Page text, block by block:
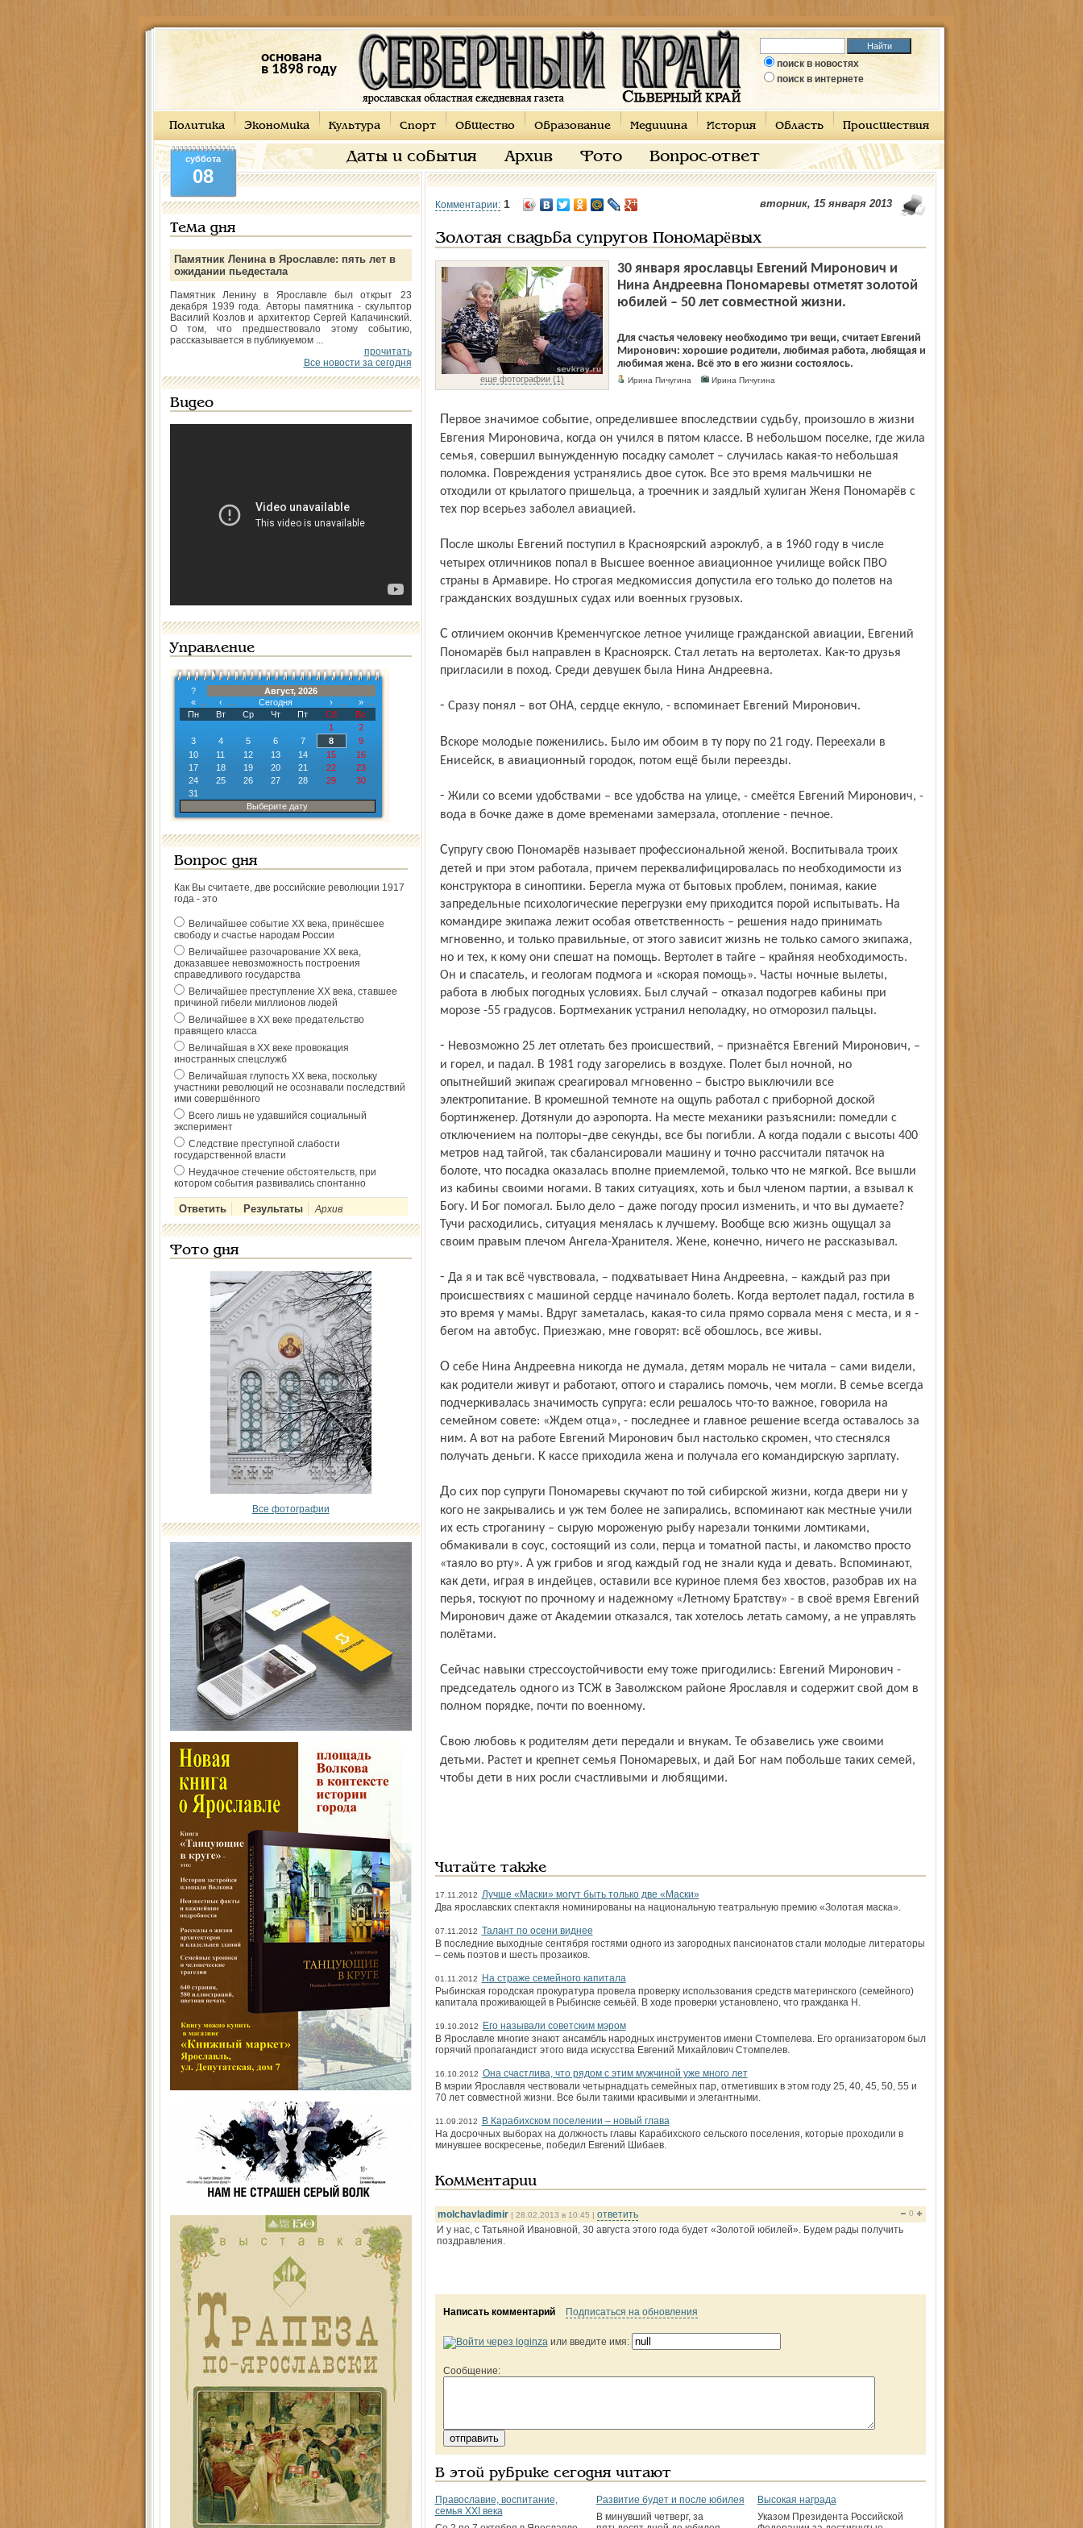
основана
в 1898 году
поиск в новостях
поиск в интернете
Политика Экономика Культура Спорт Общество Образование Медицина История Область Происшествия
Даты и события Архив Фото Вопрос-ответ
суббота
08
Тема дня
Памятник Ленина в Ярославле: пять лет в
ожидании пьедестала
Памятник Ленину в Ярославле был открыт 23
декабря 1939 года. Авторы памятника - скульптор
Василий Козлов и архитектор Сергей Капачинский.
О том, что предшествовало этому событию,
рассказывается в публикуемом ...
прочитать
Все новости за сегодня
Видео
Управление
?
Август, 2026
«
‹ Сегодня ›
»
Пн
Вт Ср Чт Пт Сб
Вс
1
2
3
4 5 6 7 8
9
10
11 12 13 14 15
16
17
18 19 20 21 22
23
24
25 26 27 28 29
30
31
Выберите дату
Вопрос дня
Как Вы считаете, две российские революции 1917
года - это
Величайшее событие ХХ века, принёсшее
свободу и счастье народам России
Величайшее разочарование ХХ века,
доказавшее невозможность построения
справедливого государства
Величайшее преступление ХХ века, ставшее
причиной гибели миллионов людей
Величайшее в ХХ веке предательство
правящего класса
Величайшая в ХХ веке провокация
иностранных спецслужб
Величайшая глупость ХХ века, поскольку
участники революций не осознавали последствий
ими совершённого
Всего лишь не удавшийся социальный
эксперимент
Следствие преступной слабости
государственной власти
Неудачное стечение обстоятельств, при
котором события развивались спонтанно
Архив
Фото дня
Все фотографии
Комментарии: 1 вторник, 15 января 2013
Золотая свадьба супругов Пономарёвых
еще фотографии (1)
30 января ярославцы Евгений Миронович и
Нина Андреевна Пономаревы отметят золотой
юбилей – 50 лет совместной жизни.
Для счастья человеку необходимо три вещи, считает Евгений
Миронович: хорошие родители, любимая работа, любящая и
любимая жена. Всё это в его жизни состоялось.
Ирина Пичугина Ирина Пичугина
Первое значимое событие, определившее впоследствии судьбу, произошло в жизни
Евгения Мироновича, когда он учился в пятом классе. В небольшом поселке, где жила
семья, совершил вынужденную посадку самолет – случилась какая-то небольшая
поломка. Повреждения устранялись двое суток. Все это время мальчишки не
отходили от крылатого пришельца, а троечник и заядлый хулиган Женя Пономарёв с
тех пор всерьез заболел авиацией.
После школы Евгений поступил в Красноярский аэроклуб, а в 1960 году в числе
четырех отличников попал в Высшее военное авиационное училище войск ПВО
страны в Армавире. Но строгая медкомиссия допустила его только до полетов на
гражданских воздушных судах или военных грузовых.
С отличием окончив Кременчугское летное училище гражданской авиации, Евгений
Пономарёв был направлен в Красноярск. Стал летать на вертолетах. Как-то друзья
пригласили в поход. Среди девушек была Нина Андреевна.
- Сразу понял – вот ОНА, сердце екнуло, - вспоминает Евгений Миронович.
Вскоре молодые поженились. Было им обоим в ту пору по 21 году. Переехали в
Енисейск, в авиационный городок, потом ещё были переезды.
- Жили со всеми удобствами – все удобства на улице, - смеётся Евгений Миронович, -
вода в бочке даже в доме временами замерзала, отопление - печное.
Супругу свою Пономарёв называет профессиональной женой. Воспитывала троих
детей и при этом работала, причем переквалифицировалась по необходимости из
конструктора в синоптики. Берегла мужа от бытовых проблем, понимая, какие
запредельные психологические перегрузки ему приходится порой испытывать. На
командире экипажа лежит особая ответственность – решения надо принимать
мгновенно, и только правильные, от этого зависит жизнь не только самого экипажа,
но и тех, к кому они спешат на помощь. Вертолет в тайге – крайняя необходимость.
Он и спасатель, и геологам подмога и «скорая помощь». Часты ночные вылеты,
работа в любых погодных условиях. Был случай – отказал подогрев кабины при
морозе -55 градусов. Бортмеханик устранил неполадку, но отморозил пальцы.
- Невозможно 25 лет отлетать без происшествий, – признаётся Евгений Миронович, –
и горел, и падал. В 1981 году загорелись в воздухе. Полет был ночной, но
опытнейший экипаж среагировал мгновенно – быстро выключили все
электропитание. В кромешной темноте на ощупь работал с приборной доской
бортинженер. Дотянули до аэропорта. На месте механики разъяснили: помедли с
отключением на полторы–две секунды, все бы погибли. А когда подали с высоты 400
метров над тайгой, так сбалансировали машину и точно рассчитали пятачок на
болоте, что посадка оказалась вполне приемлемой, только что не мягкой. Все вышли
из кабины своими ногами. В таких ситуациях, хоть и был членом партии, а взывал к
Богу. И Бог помогал. Было дело – даже погоду просил изменить, и что вы думаете?
Тучи расходились, ситуация менялась к лучшему. Вообще всю жизнь ощущал за
своим правым плечом Ангела-Хранителя. Жене, конечно, ничего не рассказывал.
- Да я и так всё чувствовала, – подхватывает Нина Андреевна, – каждый раз при
происшествиях с машиной сердце начинало болеть. Когда вертолет падал, гостила в
это время у мамы. Вдруг заметалась, какая-то сила прямо сорвала меня с места, и я -
бегом на автобус. Приезжаю, мне говорят: всё обошлось, все живы.
О себе Нина Андреевна никогда не думала, детям мораль не читала – сами видели,
как родители живут и работают, оттого и старались помочь, чем могли. В семье всегда
подчеркивалась значимость супруга: если решалось что-то важное, говорила на
семейном совете: «Ждем отца», - последнее и главное решение всегда оставалось за
ним. А вот на работе Евгений Миронович был настолько скромен, что стеснялся
получать деньги. К кассе приходила жена и получала его командирскую зарплату.
До сих пор супруги Пономаревы скучают по той сибирской жизни, когда двери ни у
кого не закрывались и уж тем более не запирались, вспоминают как местные учили
их есть строганину – сырую мороженую рыбу нарезали тонкими ломтиками,
обмакивали в соус, состоящий из соли, перца и томатной пасты, и лакомство просто
«таяло во рту». А уж грибов и ягод каждый год не знали куда и девать. Вспоминают,
как дети, играя в индейцев, оставили все куриное племя без хвостов, разобрав их на
перья, тоскуют по прочному и надежному «Летному Братству» - в своё время Евгений
Миронович даже от Академии отказался, так хотелось летать самому, а не управлять
полётами.
Сейчас навыки стрессоустойчивости ему тоже пригодились: Евгений Миронович -
председатель одного из ТСЖ в Заволжском районе Ярославля и содержит свой дом в
полном порядке, почти по военному.
Свою любовь к родителям дети передали и внукам. Те обзавелись уже своими
детьми. Растет и крепнет семья Пономаревых, и дай Бог нам побольше таких семей,
чтобы дети в них росли счастливыми и любящими.
Читайте также
17.11.2012 Лучше «Маски» могут быть только две «Маски»
Два ярославских спектакля номинированы на национальную театральную премию «Золотая маска».
07.11.2012 Талант по осени виднее
В последние выходные сентября гостями одного из загородных пансионатов стали молодые литераторы
– семь поэтов и шесть прозаиков.
01.11.2012
На страже семейного капитала
Рыбинская городская прокуратура провела проверку использования средств материнского (семейного)
капитала проживающей в Рыбинске семьёй. В ходе проверки установлено, что гражданка Н.
19.10.2012
Его называли советским мэром
В Ярославле многие знают ансамбль народных инструментов имени Стомпелева. Его организатором был
горячий пропагандист этого вида искусства Евгений Михайлович Стомпелев.
16.10.2012 Она счастлива, что рядом с этим мужчиной уже много лет
В мэрии Ярославля чествовали четырнадцать семейных пар, отметивших в этом году 25, 40, 45, 50, 55 и
70 лет совместной жизни. Все были такими красивыми и элегантными.
11.09.2012
В Карабихском поселении – новый глава
На досрочных выборах на должность главы Карабихского сельского поселения, которые проходили в
минувшее воскресенье, победил Евгений Шибаев.
Комментарии
molchavladimir| 28.02.2013 в 10:45 | ответить 0
И у нас, с Татьяной Ивановной, 30 августа этого года будет «Золотой юбилей». Будем рады получить
поздравления.
Написать комментарий Подписаться на обновления
или введите имя:
Сообщение:
В этой рубрике сегодня читают
Православие, воспитание,
семья XXI века
Развитие будет и после юбилея
В минувший четверг, за
Высокая награда
Указом Президента Российской